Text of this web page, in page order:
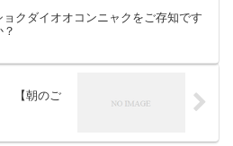
ョクダイオオコンニャクをご存知です
？
【朝のご